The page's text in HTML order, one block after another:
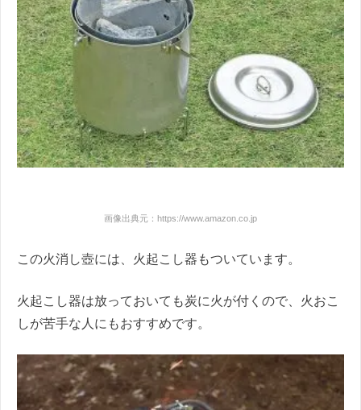
画像出典元：https://www.amazon.co.jp
この火消し壺には、火起こし器もついています。
火起こし器は放っておいても炭に火が付くので、火おこ
しが苦手な人にもおすすめです。